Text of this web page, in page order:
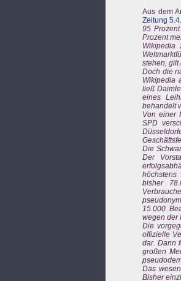
Aus dem
Zeitung
95
Prozent
Wikipedia
stehen, gilt
Doch die
Wikipedia
ließ
eines
behandelt
Von einer
SPD
Die
Der
höchstens
bisher
15.000
wegen der
Die
offizielle
dar. Dann
großen
Das
Bisher